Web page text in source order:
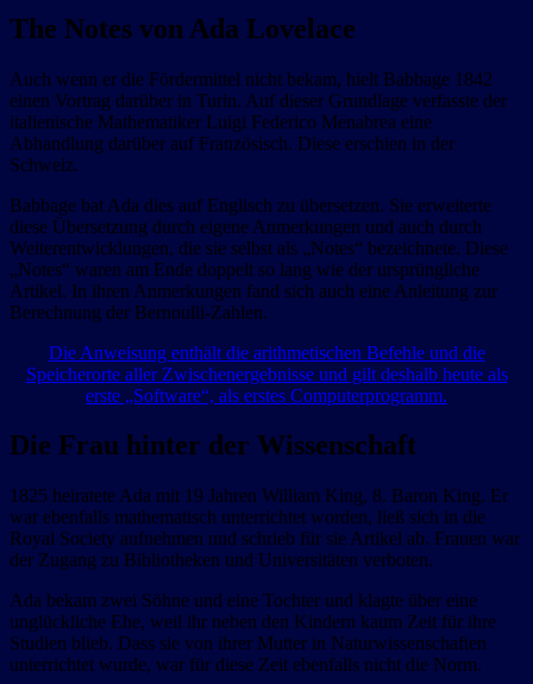
The Notes von Ada Lovelace
Auch wenn er die Fördermittel nicht bekam, hielt Babbage 1842
einen Vortrag darüber in Turin. Auf dieser Grundlage verfasste der
italienische Mathematiker Luigi Federico Menabrea eine
Abhandlung darüber auf Französisch. Diese erschien in der
Schweiz.
Babbage bat Ada dies auf Englisch zu übersetzen. Sie erweiterte
diese Übersetzung durch eigene Anmerkungen und auch durch
Weiterentwicklungen, die sie selbst als „Notes“ bezeichnete. Diese
„Notes“ waren am Ende doppelt so lang wie der ursprüngliche
Artikel. In ihren Anmerkungen fand sich auch eine Anleitung zur
Berechnung der Bernoulli-Zahlen.
Die Anweisung enthält die arithmetischen Befehle und die
Speicherorte aller Zwischenergebnisse und gilt deshalb heute als
erste „Software“, als erstes Computerprogramm.
Die Frau hinter der Wissenschaft
1825 heiratete Ada mit 19 Jahren William King, 8. Baron King. Er
war ebenfalls mathematisch unterrichtet worden, ließ sich in die
Royal Society aufnehmen und schrieb für sie Artikel ab. Frauen war
der Zugang zu Bibliotheken und Universitäten verboten.
Ada bekam zwei Söhne und eine Tochter und klagte über eine
unglückliche Ehe, weil ihr neben den Kindern kaum Zeit für ihre
Studien blieb. Dass sie von ihrer Mutter in Naturwissenschaften
unterrichtet wurde, war für diese Zeit ebenfalls nicht die Norm.